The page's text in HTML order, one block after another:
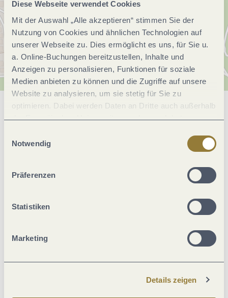
Diese Webseite verwendet Cookies
Mit der Auswahl „Alle akzeptieren“ stimmen Sie der
Nutzung von Cookies und ähnlichen Technologien auf
unserer Webseite zu. Dies ermöglicht es uns, für Sie u.
a. Online-Buchungen bereitzustellen, Inhalte und
Anzeigen zu personalisieren, Funktionen für soziale
Medien anbieten zu können und die Zugriffe auf unsere
Website zu analysieren, um sie stetig für Sie zu
optimieren. Dabei werden Daten an Dritte auch außerhalb
der Europäischen Union weitergegeben und dort
jederzeit widerrufen werden. Mit der Auswahl "Alle
ablehnen" kann es zu Beeinträchtigungen in der Nutzung
Notwendig
Präferenzen
Statistiken
Marketing
Details zeigen
Ausstattung Zimmer/Appartement